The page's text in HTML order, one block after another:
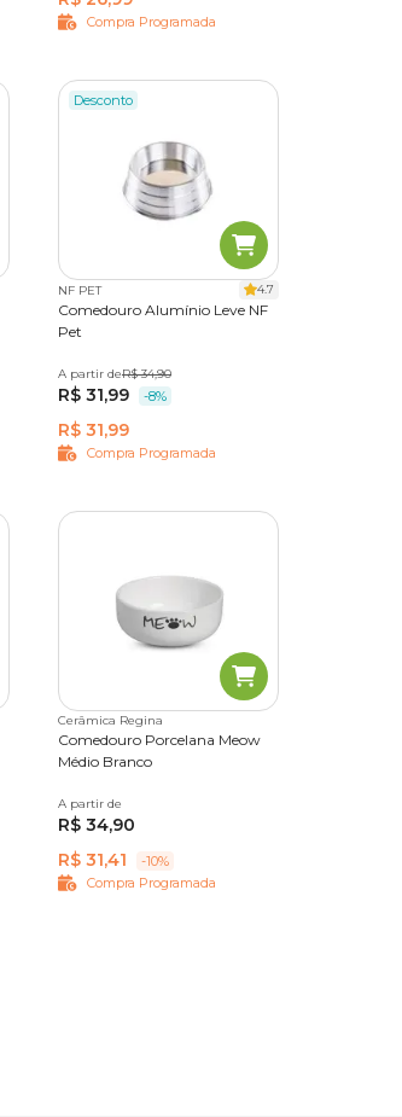
Compra Programada
Desconto
NF PET 4.7
Comedouro Alumínio Leve NF
Pet
150 ml 300 ml
1,2 L
1,75 L
A partir deR$ 34,90
R$ 31,99 -8%
R$ 31,99
Compra Programada
Cerâmica Regina
Comedouro Porcelana Meow
Médio Branco
390 ml
A partir de
R$ 34,90
R$ 31,41
-10%
Compra Programada